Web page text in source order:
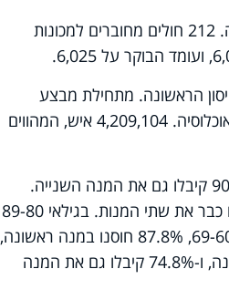
27,593 בני אדם מוגדרים כחולים פעילים, ביניהם 627 חולים במצב קשה. 212 חולים מחוברים למכונות
אלף קיבלו את מנת החיסון הראשונה. מתחילת מבצע
החיסונים, חוסנו במנה ראשונה 5,165,723 בני אדם – 55.55% מכלל האוכלוסיה. 4,209,104 איש, המהווים
בגילאי 79-70 עומד שיעור המתחסנים במנה ראשונה על 96.3%, ו-90.8% קיבלו גם את המנה השנייה.
בגילאי 90 ומעלה התחסנו עד כה 96.1% במנה ראשונה, ו-88.7% קיבלו כבר את שתי המנות. בגילאי 89-80
קיבלו עד כה 93.5% מנת חיסון אחת, ו-87.6% קיבלו שתי מנות. בגילאי 69-60, 87.8% חוסנו במנה ראשונה,
ו-80.4% בשתי המנות. בגילאי 59-50 התחסנו עד כה 87% במנה ראשונה, ו-74.8% קיבלו גם את המנה